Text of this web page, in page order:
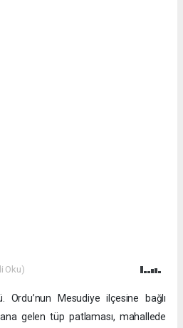
Oku)
Ordu’nun Mesudiye ilçesine bağlı
gelen tüp patlaması, mahallede